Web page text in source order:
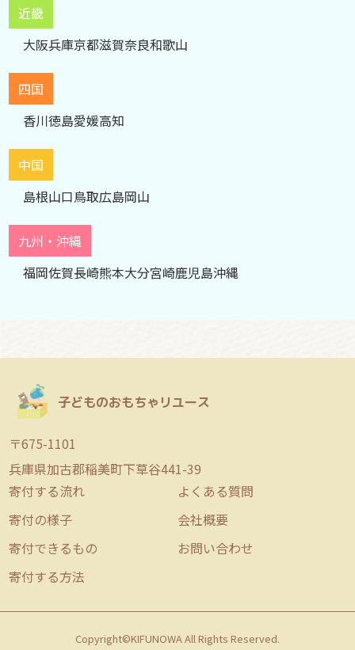
近畿
大阪兵庫京都滋賀奈良和歌山
四国
香川徳島愛媛高知
中国
島根山口鳥取広島岡山
九州・沖縄
福岡佐賀長崎熊本大分宮崎鹿児島沖縄
子どものおもちゃリユース
〒675-1101
兵庫県加古郡稲美町下草谷441-39
寄付する流れ
寄付の様子
寄付できるもの
寄付する方法
よくある質問
会社概要
お問い合わせ
Copyright©KIFUNOWA All Rights Reserved.